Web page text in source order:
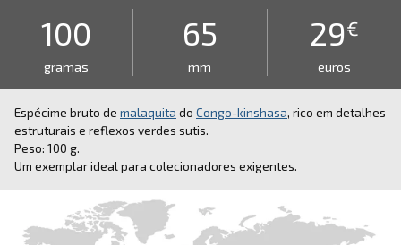
100
gramas
65
mm
29€
euros
Espécime bruto de malaquita do Congo-kinshasa, rico em detalhes
estruturais e reflexos verdes sutis.
Peso: 100 g.
Um exemplar ideal para colecionadores exigentes.